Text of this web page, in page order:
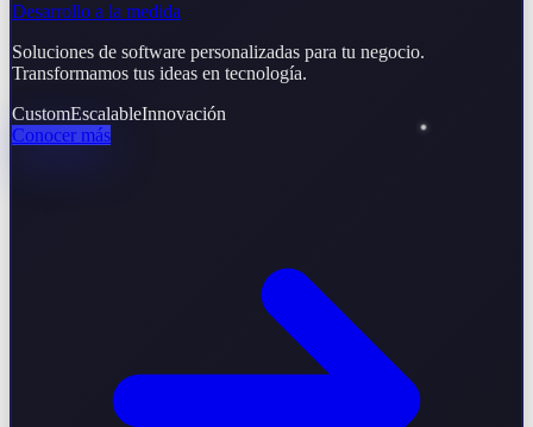
Desarrollo a la medida
Soluciones de software personalizadas para tu negocio.
Transformamos tus ideas en tecnología.
CustomEscalableInnovación
Conocer más